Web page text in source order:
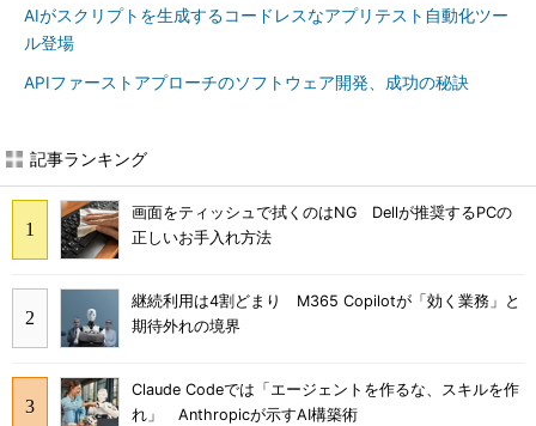
AIがスクリプトを生成するコードレスなアプリテスト自動化ツー
ル登場
APIファーストアプローチのソフトウェア開発、成功の秘訣
記事ランキング
画面をティッシュで拭くのはNG Dellが推奨するPCの
正しいお手入れ方法
継続利用は4割どまり M365 Copilotが「効く業務」と
期待外れの境界
Claude Codeでは「エージェントを作るな、スキルを作
れ」 Anthropicが示すAI構築術